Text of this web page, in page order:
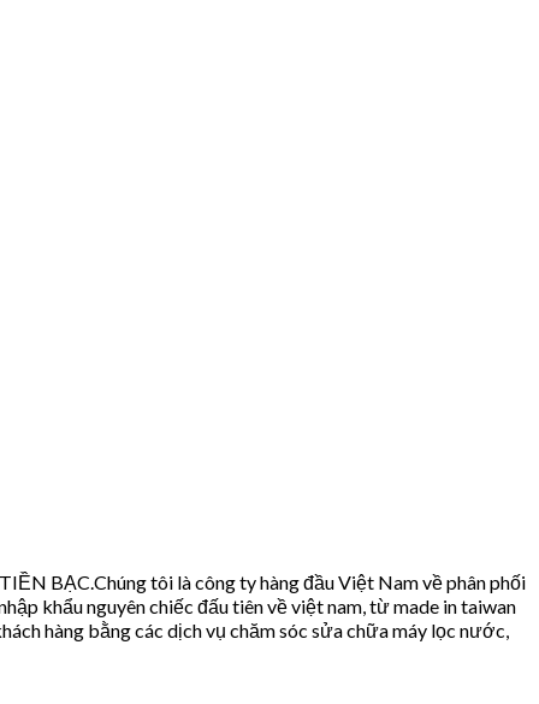
BẠC.Chúng tôi là công ty hàng đầu Việt Nam về phân phối
khẩu nguyên chiếc đấu tiên về việt nam, từ made in taiwan
hàng bằng các dịch vụ chăm sóc sửa chữa máy lọc nước,